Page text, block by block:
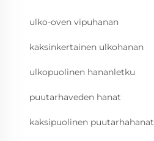
ulko-oven vipuhanan
kaksinkertainen ulkohanan
ulkopuolinen hananletku
puutarhaveden hanat
kaksipuolinen puutarhahanat